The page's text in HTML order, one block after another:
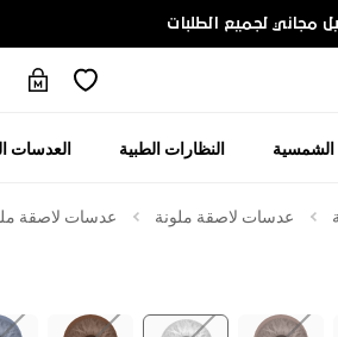
مجاني لجميع الطلبات
الشمسية النظارات الطبية العدسات
عدسات لاصقة ملونة عدسات لاصقة